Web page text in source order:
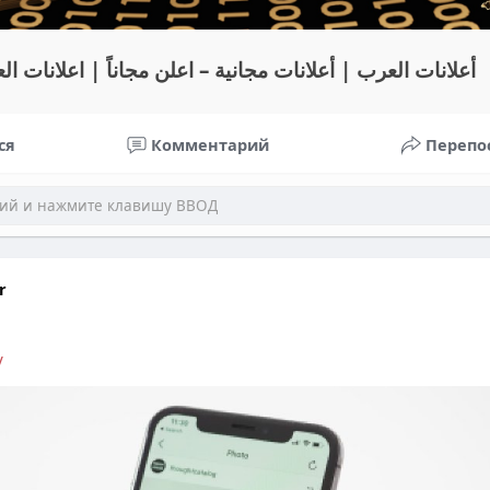
أعلانات العرب | أعلانات مجانية – اعلن مجاناً | اعلانات
Комментарий